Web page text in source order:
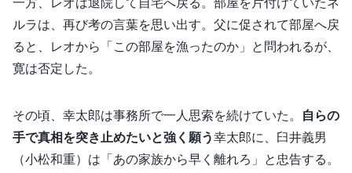
一方、レオは退院して自宅へ戻る。部屋を片付けていたネ
ルラは、再び考の言葉を思い出す。父に促されて部屋へ戻
ると、レオから「この部屋を漁ったのか」と問われるが、
寛は否定した。
その頃、幸太郎は事務所で一人思索を続けていた。
自らの
手で真相を突き止めたいと強く願う幸太郎に、臼井義男
（小松和重）は「あの家族から早く離れろ」と忠告する。